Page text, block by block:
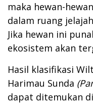
maka hewan-
dalam ruang
Jika hewan ini
ekosistem akan
Hasil klasifikasi
Harimau Sunda
dapat ditemukan